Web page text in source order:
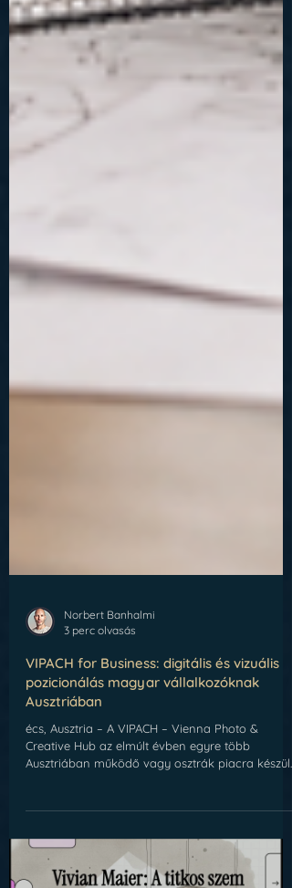
3 perc olvasás
VIPACH for Business: digitális és vizuális
pozicionálás magyar vállalkozóknak
Ausztriában
écs, Ausztria – A VIPACH – Vienna Photo &
Creative Hub az elmúlt évben egyre több
magyar vállalkozónak nyújtott segítséget abban,
nemzetközileg is értelmezhetőbb vizuális és
digitális jelenlétet építsen. A bécsi magyar kreatív
közösség mára olyan komplex szolgáltatási